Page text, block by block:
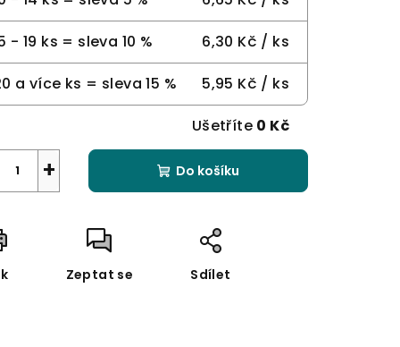
- 19 ks = sleva 10 % 6,30 Kč / ks
a více ks = sleva 15 % 5,95 Kč / ks
Ušetříte 0 Kč
+ Do košíku
Zeptat se Sdílet